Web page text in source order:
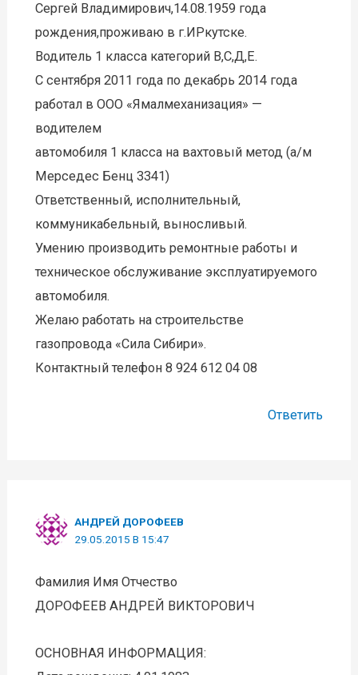
Сергей Владимирович,14.08.1959 года
рождения,проживаю в г.ИРкутске.
Водитель 1 класса категорий В,С,Д,Е.
С сентября 2011 года по декабрь 2014 года
работал в ООО «Ямалмеханизация» —
водителем
автомобиля 1 класса на вахтовый метод (а/м
Мерседес Бенц 3341)
Ответственный, исполнительный,
коммуникабельный, выносливый.
Умению производить ремонтные работы и
техническое обслуживание эксплуатируемого
автомобиля.
Желаю работать на строительстве
газопровода «Сила Сибири».
Контактный телефон 8 924 612 04 08
Ответить
АНДРЕЙ ДОРОФЕЕВ
29.05.2015 В 15:47
Фамилия Имя Отчество
ДОРОФЕЕВ АНДРЕЙ ВИКТОРОВИЧ
ОСНОВНАЯ ИНФОРМАЦИЯ: